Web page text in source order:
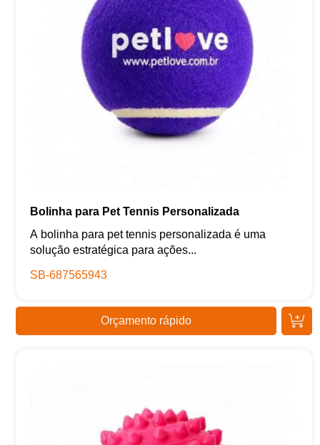
Bolinha para Pet Tennis Personalizada
A bolinha para pet tennis personalizada é uma
solução estratégica para ações...
SB-687565943
Orçamento rápido